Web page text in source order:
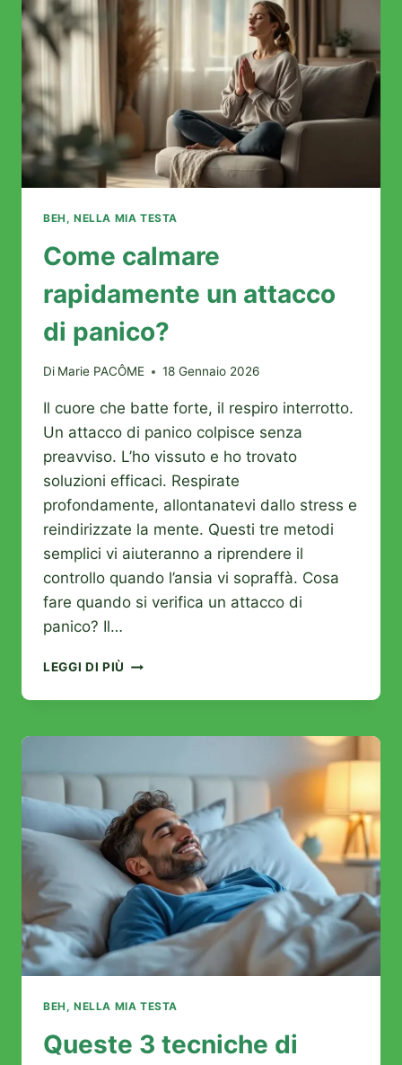
DOLORI
NEUROPATICI
BEH, NELLA MIA TESTA
Come calmare
rapidamente un attacco
di panico?
Di Marie PACÔME 18 Gennaio 2026
Il cuore che batte forte, il respiro interrotto.
Un attacco di panico colpisce senza
preavviso. L’ho vissuto e ho trovato
soluzioni efficaci. Respirate
profondamente, allontanatevi dallo stress e
reindirizzate la mente. Questi tre metodi
semplici vi aiuteranno a riprendere il
controllo quando l’ansia vi sopraffà. Cosa
fare quando si verifica un attacco di
panico? Il…
LEGGI DI PIÙ COME
RAPIDAMENTE
ATTACCO
PANICO?
BEH, NELLA MIA TESTA
Queste 3 tecniche di